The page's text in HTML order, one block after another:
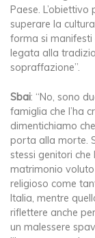
Paese.
superare la
forma si manifesti
legata alla
sopraffazione”.
Sbai: “No, sono
famiglia che l’ha
dimentichiamo
porta alla morte.
stessi genitori
matrimonio
religioso come
Italia, mentre
riflettere anche
un malessere